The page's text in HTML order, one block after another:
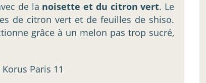
de la noisette et du citron vert. Le
de citron vert et de feuilles de shiso.
grâce à un melon pas trop sucré,